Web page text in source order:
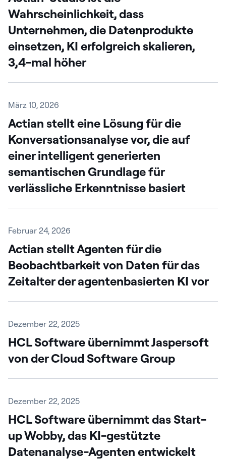
Wahrscheinlichkeit, dass
Unternehmen, die Datenprodukte
einsetzen, KI erfolgreich skalieren,
3,4-mal höher
März 10, 2026
Actian stellt eine Lösung für die
Konversationsanalyse vor, die auf
einer intelligent generierten
semantischen Grundlage für
verlässliche Erkenntnisse basiert
Februar 24, 2026
Actian stellt Agenten für die
Beobachtbarkeit von Daten für das
Zeitalter der agentenbasierten KI vor
Dezember 22, 2025
HCL Software übernimmt Jaspersoft
von der Cloud Software Group
Dezember 22, 2025
HCL Software übernimmt das Start-
up Wobby, das KI-gestützte
Datenanalyse-Agenten entwickelt